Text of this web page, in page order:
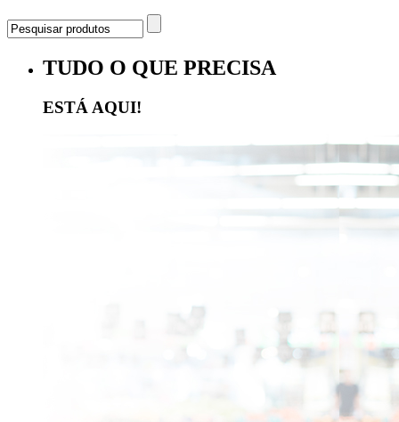
TUDO O QUE PRECISA
ESTÁ AQUI!